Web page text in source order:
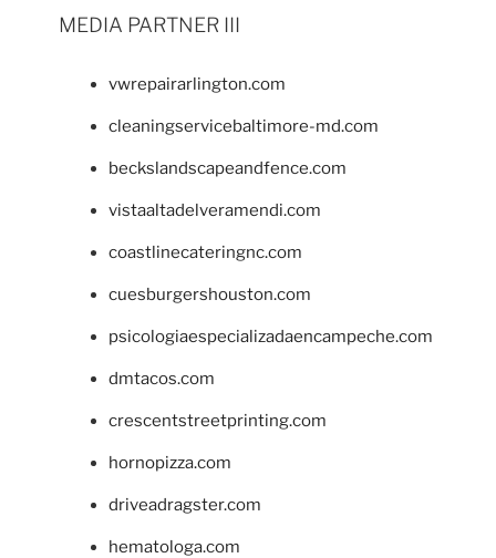
MEDIA PARTNER III
vwrepairarlington.com
cleaningservicebaltimore-md.com
beckslandscapeandfence.com
vistaaltadelveramendi.com
coastlinecateringnc.com
cuesburgershouston.com
psicologiaespecializadaencampeche.com
dmtacos.com
crescentstreetprinting.com
hornopizza.com
driveadragster.com
hematologa.com